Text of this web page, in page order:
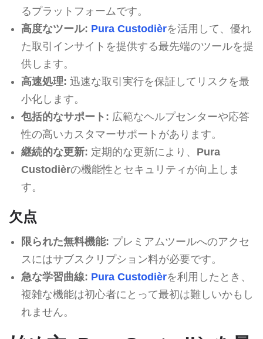
るプラットフォームです。
高度なツール: Pura Custodièrを活用して、優れ
た取引インサイトを提供する最先端のツールを提
供します。
高速処理: 迅速な取引実行を保証してリスクを最
小化します。
包括的なサポート: 広範なヘルプセンターや応答
性の高いカスタマーサポートがあります。
継続的な更新: 定期的な更新により、 Pura
Custodièrの機能性とセキュリティが向上しま
す。
欠点
限られた無料機能: プレミアムツールへのアクセ
スにはサブスクリプション料が必要です。
急な学習曲線: Pura Custodièrを利用したとき、
複雑な機能は初心者にとって最初は難しいかもし
れません。